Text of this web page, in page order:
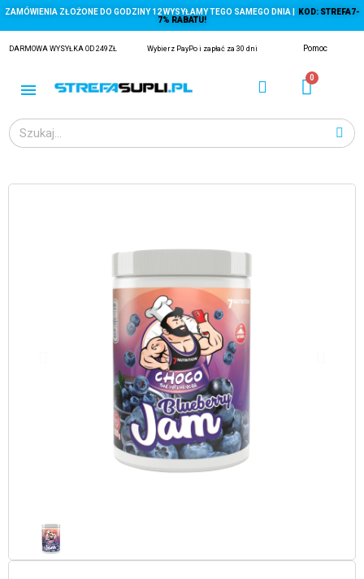
ZAMÓWIENIA ZŁOŻONE DO GODZINY 12 WYSYŁAMY TEGO SAMEGO DNIA |
KOD: STREFA7-
7% RABATU!
DARMOWA WYSYŁKA OD 249ZŁ Wybierz PayPo i zapłać za 30 dni Pomoc